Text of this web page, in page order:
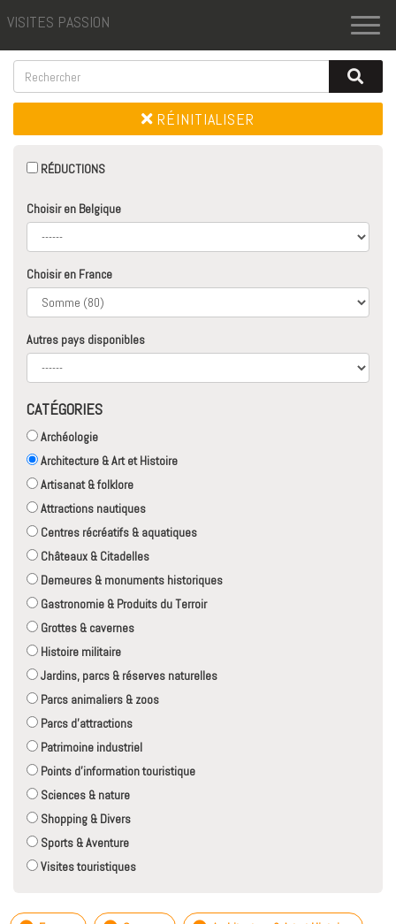
VISITES PASSION
RÉINITIALISER
RÉDUCTIONS
Choisir en Belgique
Choisir en France
Autres pays disponibles
CATÉGORIES
Archéologie
Architecture & Art et Histoire
Artisanat & folklore
Attractions nautiques
Centres récréatifs & aquatiques
Châteaux & Citadelles
Demeures & monuments historiques
Gastronomie & Produits du Terroir
Grottes & cavernes
Histoire militaire
Jardins, parcs & réserves naturelles
Parcs animaliers & zoos
Parcs d'attractions
Patrimoine industriel
Points d'information touristique
Sciences & nature
Shopping & Divers
Sports & Aventure
Visites touristiques